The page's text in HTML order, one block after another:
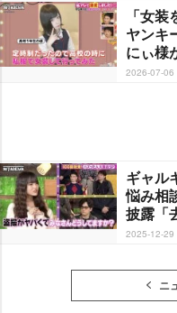
「女
ヤンキ
にぃ様
2026-07-06
ギャル
悩み相
披露「
2025-12-29
ニ